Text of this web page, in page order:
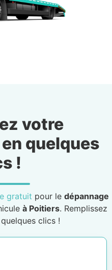
votre
en quelques
!
gratuit pour le dépannage
à Poitiers. Remplissez
clics !